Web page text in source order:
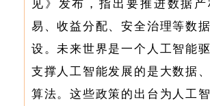
易、收益分配、安全治理等数
设。未来世界是一个人工智能
支撑人工智能发展的是大数据
算法。这些政策的出台为人工